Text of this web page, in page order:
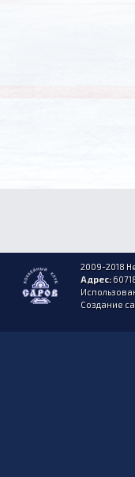
2009-2018
Адрес:
Создание